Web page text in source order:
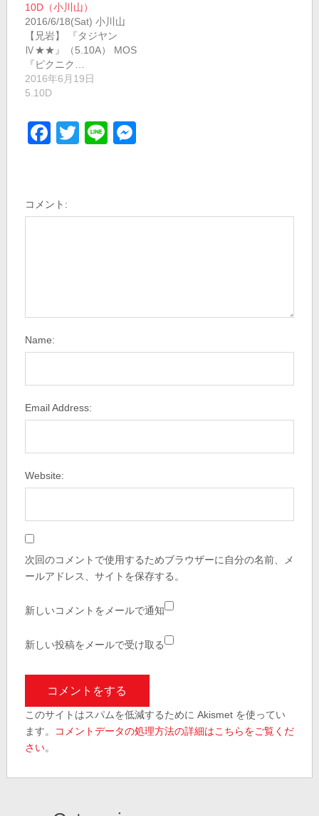
10D（小川山）
2016/6/18(Sat) 小川山
【兄岩】 『タジヤン
Ⅳ★★』（5.10A） MOS
『ピクニク…
2016年6月19日
5.10D
Facebook
Twitter
Line
コメント:
Name:
Email Address:
Website:
次回のコメントで使用するためブラウザーに自分の名前、メ
ールアドレス、サイトを保存する。
新しいコメントをメールで通知
新しい投稿をメールで受け取る
このサイトはスパムを低減するために Akismet を使ってい
ます。
コメントデータの処理方法の詳細はこちらをご覧くだ
さい。